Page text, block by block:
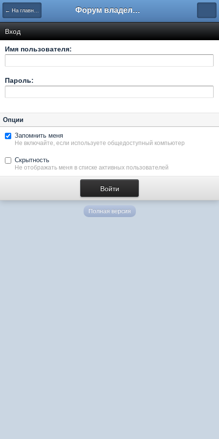
← На главную Форум владельцев интернет-магазинов
Вход
Имя пользователя:
Пароль:
Опции
Запомнить меня
Не включайте, если используете общедоступный компьютер
Скрытность
Не отображать меня в списке активных пользователей
Полная версия